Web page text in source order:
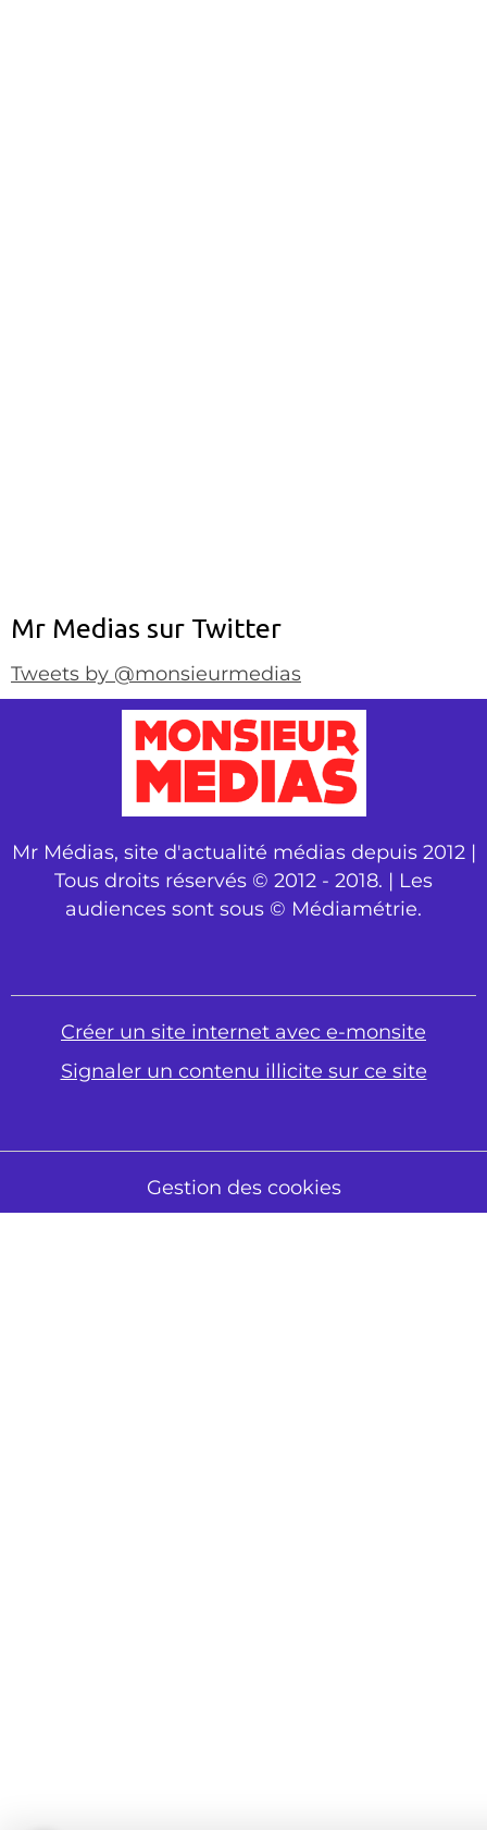
Mr Medias sur Twitter
Tweets by @monsieurmedias
Mr Médias, site d'actualité médias depuis 2012 |
Tous droits réservés © 2012 - 2018. | Les
audiences sont sous © Médiamétrie.
Créer un site internet avec e-monsite
Signaler un contenu illicite sur ce site
Gestion des cookies